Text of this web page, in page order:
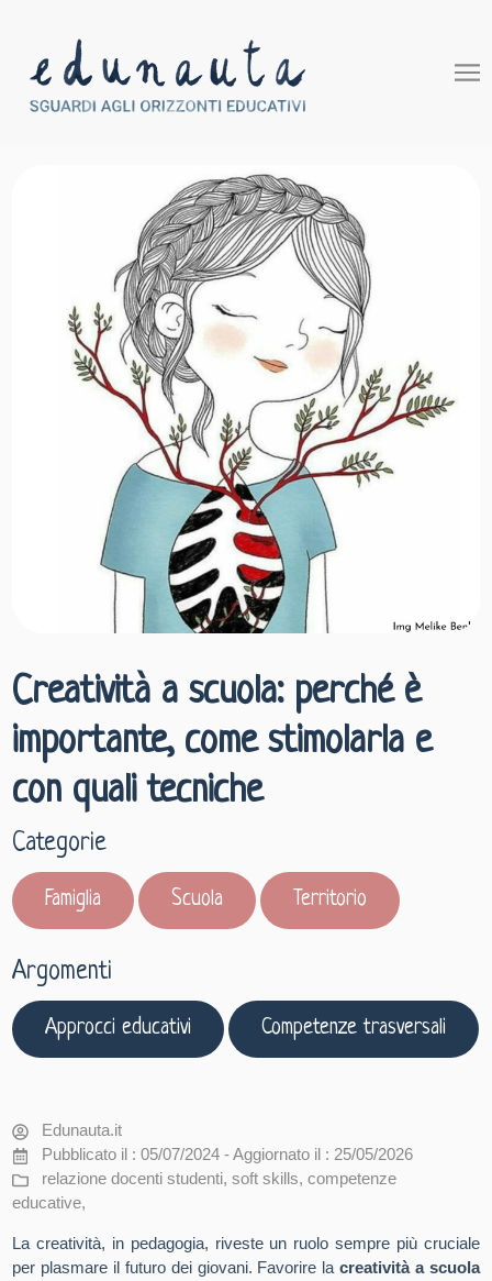
Creatività a scuola: perché è
importante, come stimolarla e
con quali tecniche
Categorie
Famiglia Scuola Territorio
Argomenti
Approcci educativi Competenze trasversali
Edunauta.it
Pubblicato il : 05/07/2024 - Aggiornato il : 25/05/2026
relazione docenti studenti, soft skills, competenze
educative,
La creatività, in pedagogia, riveste un ruolo sempre più cruciale
per plasmare il futuro dei giovani. Favorire lacreatività a scuola